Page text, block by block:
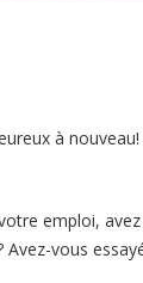
à nouveau!
emploi, avez
vous